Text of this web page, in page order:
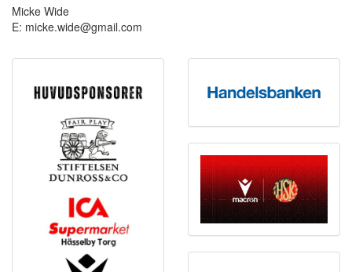
Micke Wide
E: micke.wide@gmail.com